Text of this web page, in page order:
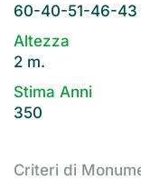
60-40-51-46-43
Altezza
2 m.
Stima Anni
350
Criteri di